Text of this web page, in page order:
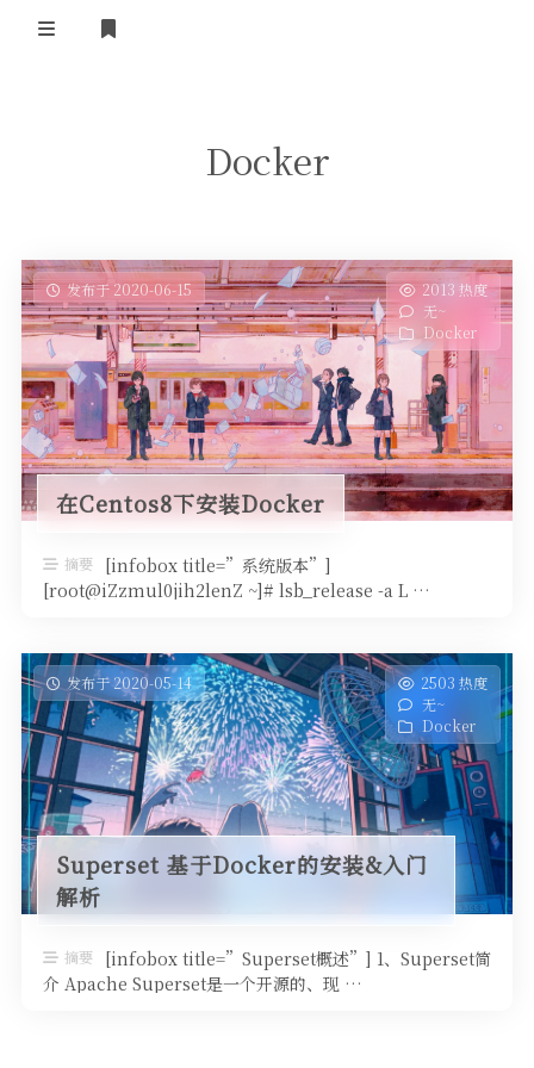
Docker
发布于 2020-06-15
2013 热度
无~
Docker
在Centos8下安装Docker
摘要
[infobox title=”系统版本”]
[root@iZzmul0jih2lenZ ~]# lsb_release -a L …
发布于 2020-05-14
2503 热度
无~
Docker
Superset 基于Docker的安装&入门
解析
摘要
[infobox title=”Superset概述”] 1、Superset简
介 Apache Superset是一个开源的、现 …